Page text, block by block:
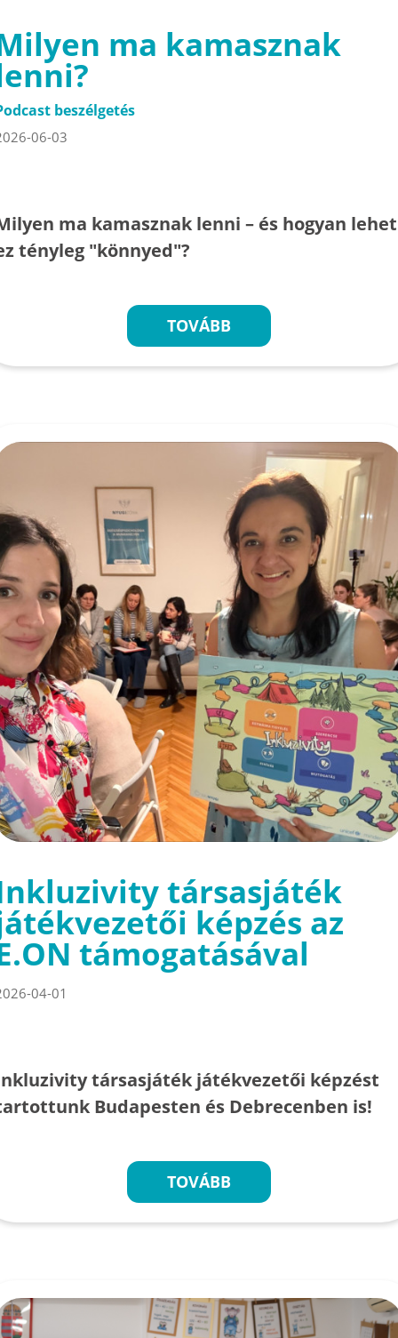
ma kamasznak
beszélgetés
06-03
ma kamasznak lenni – és hogyan lehet
tényleg "könnyed"?
TOVÁBB
társasjáték
képzés az
támogatásával
04-01
társasjáték játékvezetői képzést
Budapesten és Debrecenben is!
TOVÁBB